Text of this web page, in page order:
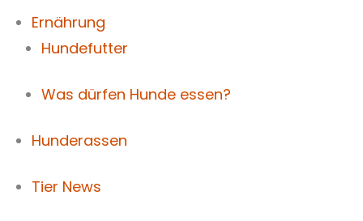
Ernährung
Hundefutter
Was dürfen Hunde essen?
Hunderassen
Tier News